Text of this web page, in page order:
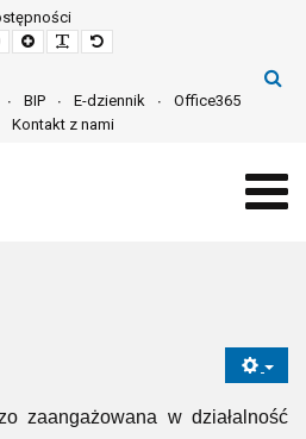
Set
smaller
Set
larger
Make
font
Set
default
BIP E-dziennik
Office365
Kontakt z nami
zaangażowana w działalność